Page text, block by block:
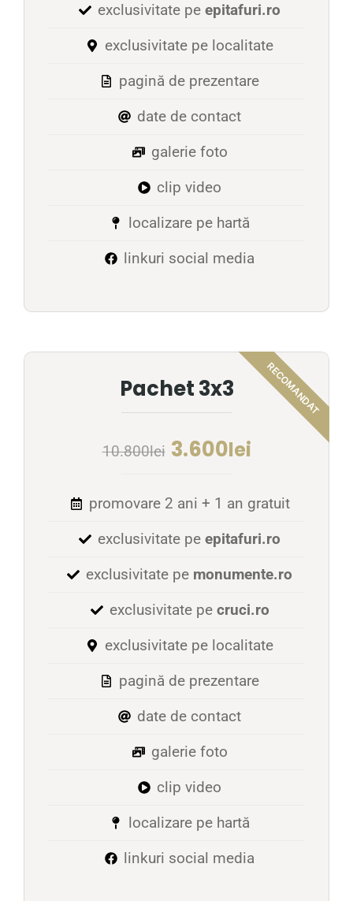
exclusivitate pe epitafuri.ro
exclusivitate pe localitate
pagină de prezentare
date de contact
galerie foto
clip video
localizare pe hartă
linkuri social media
Pachet 3x3
10.800lei 3.600lei
promovare 2 ani + 1 an gratuit
exclusivitate pe epitafuri.ro
exclusivitate pe monumente.ro
exclusivitate pe cruci.ro
exclusivitate pe localitate
pagină de prezentare
date de contact
galerie foto
clip video
localizare pe hartă
linkuri social media